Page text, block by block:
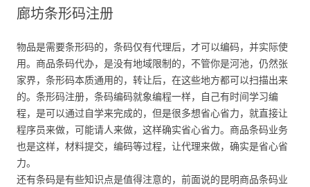
廊坊条形码注册
物品是需要条形码的，条码仅有代理后，才可以编码，并实际使
用。商品条码代办，是没有地域限制的，不管你是河池，仍然张
家界，条形码本质通用的，转让后，在这些地方都可以扫描出来
的。条形码注册，条码编码就象编程一样，自己有时间学习编
程，是可以通过自学来完成的，但是很多想省心省力，就直接让
程序员来做，可能请人来做，这样确实省心省力。商品条码业务
也是这样，材料提交，编码等过程，让代理来做，确实是省心省
力。
还有条码是有些知识点是值得注意的，前面说的昆明商品条码业